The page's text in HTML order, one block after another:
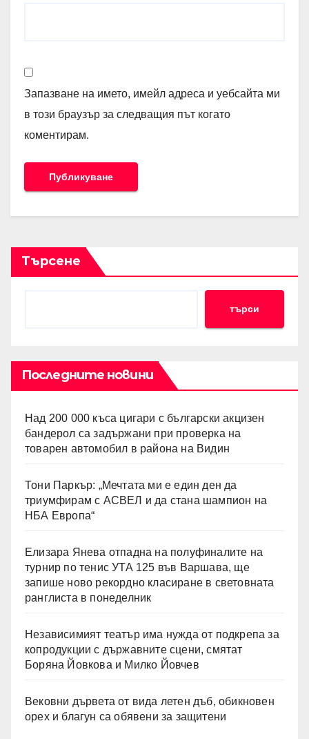
Запазване на името, имейл адреса и уебсайта ми
в този браузър за следващия път когато
коментирам.
Търсене
търси
Последните новини
Над 200 000 къса цигари с български акцизен
бандерол са задържани при проверка на
товарен автомобил в района на Видин
Тони Паркър: „Мечтата ми е един ден да
триумфирам с АСВЕЛ и да стана шампион на
НБА Европа“
Елизара Янева отпадна на полуфиналите на
турнир по тенис УТА 125 във Варшава, ще
запише ново рекордно класиране в световната
ранглиста в понеделник
Независимият театър има нужда от подкрепа за
копродукции с държавните сцени, смятат
Боряна Йовкова и Милко Йовчев
Вековни дървета от вида летен дъб, обикновен
орех и благун са обявени за защитени